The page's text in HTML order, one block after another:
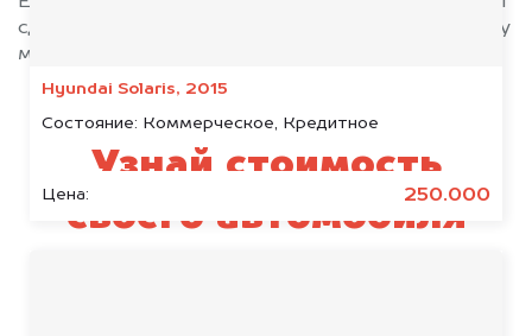
Hyundai Solaris, 2015
Состояние: Коммерческое, Кредитное
Цена: 250.000
сделают всё возможное, чтобы оформить сделку
максимально быстро!
Узнай стоимость
своего автомобиля